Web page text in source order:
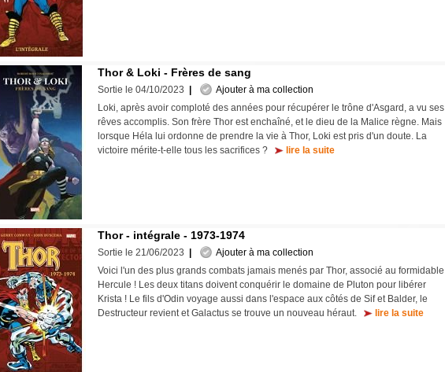
Thor & Loki - Frères de sang
Sortie le 04/10/2023
Ajouter à ma collection
Loki, après avoir comploté des années pour récupérer le trône d'Asgard, a vu ses
rêves accomplis. Son frère Thor est enchaîné, et le dieu de la Malice règne. Mais
lorsque Héla lui ordonne de prendre la vie à Thor, Loki est pris d'un doute. La
victoire mérite-t-elle tous les sacrifices ?
lire la suite
Thor - intégrale - 1973-1974
Sortie le 21/06/2023
Ajouter à ma collection
Voici l'un des plus grands combats jamais menés par Thor, associé au formidable
Hercule ! Les deux titans doivent conquérir le domaine de Pluton pour libérer
Krista ! Le fils d'Odin voyage aussi dans l'espace aux côtés de Sif et Balder, le
Destructeur revient et Galactus se trouve un nouveau héraut.
lire la suite